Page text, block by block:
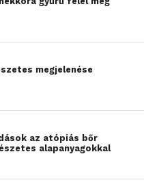
megjelenése
az atópiás bőr
alapanyagokkal